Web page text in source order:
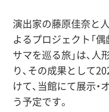
演出家の藤原佳奈と
よるプロジェクト「
サマを巡る旅」は、
り、その成果として
けて、当館にて展示・
う予定です。